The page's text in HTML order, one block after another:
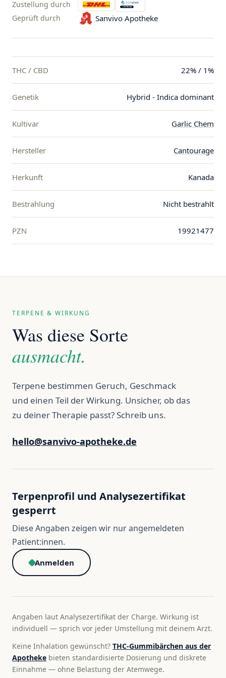
Zustellung durch
Geprüft durch
Sanvivo Apotheke
THC / CBD 22% / 1%
Genetik Hybrid - Indica dominant
Kultivar Garlic Chem
Hersteller Cantourage
Herkunft Kanada
Bestrahlung Nicht bestrahlt
PZN 19921477
TERPENE & WIRKUNG
Was diese Sorte
ausmacht.
Terpene bestimmen Geruch, Geschmack
und einen Teil der Wirkung. Unsicher, ob das
zu deiner Therapie passt? Schreib uns.
hello@sanvivo-apotheke.de
Terpenprofil und Analysezertifikat
gesperrt
Diese Angaben zeigen wir nur angemeldeten
Patient:innen.
Anmelden
Angaben laut Analysezertifikat der Charge. Wirkung ist
individuell — sprich vor jeder Umstellung mit deinem Arzt.
Keine Inhalation gewünscht? THC-Gummibärchen aus der
Apotheke bieten standardisierte Dosierung und diskrete
Einnahme — ohne Belastung der Atemwege.